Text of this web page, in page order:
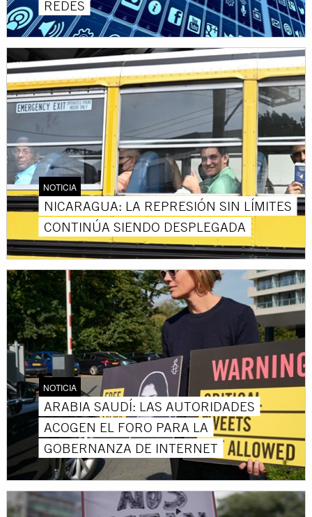
REDES
NOTICIA
NICARAGUA: LA REPRESIÓN SIN LÍMITES
CONTINÚA SIENDO DESPLEGADA
NOTICIA
ARABIA SAUDÍ: LAS AUTORIDADES
ACOGEN EL FORO PARA LA
GOBERNANZA DE INTERNET